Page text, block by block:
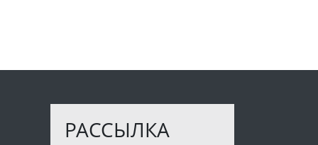
РАССЫЛКА